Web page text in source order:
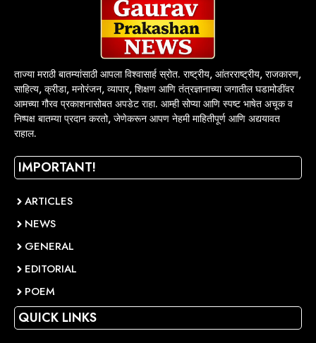
ताज्या मराठी बातम्यांसाठी आपला विश्वासार्ह स्रोत. राष्ट्रीय, आंतरराष्ट्रीय, राजकारण,
साहित्य, क्रीडा, मनोरंजन, व्यापार, शिक्षण आणि तंत्रज्ञानाच्या जगातील घडामोडींवर
आमच्या गौरव प्रकाशनासोबत अपडेट राहा. आम्ही सोप्या आणि स्पष्ट भाषेत अचूक व
निष्पक्ष बातम्या प्रदान करतो, जेणेकरून आपण नेहमी माहितीपूर्ण आणि अद्ययावत
राहाल.
IMPORTANT!
ARTICLES
NEWS
GENERAL
EDITORIAL
POEM
QUICK LINKS